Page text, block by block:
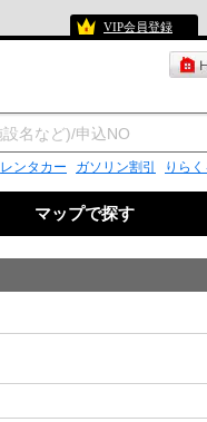
VIP会員登録
レンタカー ガソリン割引 りらく
マップで探す